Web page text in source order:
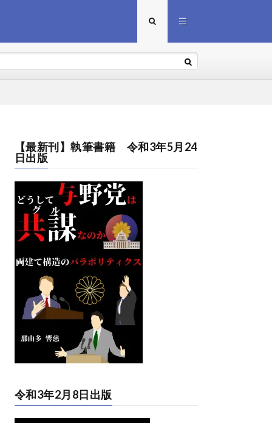
【最新刊】執筆書籍 令和3年5月24
日出版
令和3年2月8日出版